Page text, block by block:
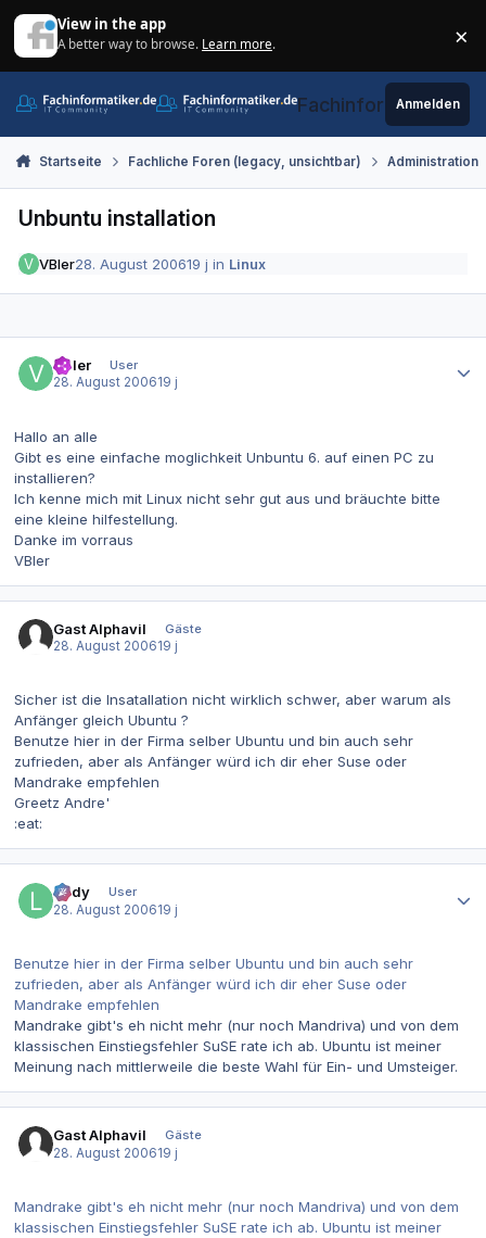
View in the app
A better way to browse. Learn more. ×
Fachinformatiker.de
Anmelden
Startseite Fachliche Foren (legacy, unsichtbar) Administration
Unbuntu installation
VBler28. August 200619 j in Linux
VBler
User
28. August 200619 j
Hallo an alle
Gibt es eine einfache moglichkeit Unbuntu 6. auf einen PC zu
installieren?
Ich kenne mich mit Linux nicht sehr gut aus und bräuchte bitte
eine kleine hilfestellung.
Danke im vorraus
VBler
Gast Alphavil
Gäste
28. August 200619 j
Sicher ist die Insatallation nicht wirklich schwer, aber warum als
Anfänger gleich Ubuntu ?
Benutze hier in der Firma selber Ubuntu und bin auch sehr
zufrieden, aber als Anfänger würd ich dir eher Suse oder
Mandrake empfehlen
Greetz Andre'
:eat:
lordy
User
28. August 200619 j
Benutze hier in der Firma selber Ubuntu und bin auch sehr
zufrieden, aber als Anfänger würd ich dir eher Suse oder
Mandrake empfehlen
Mandrake gibt's eh nicht mehr (nur noch Mandriva) und von dem
klassischen Einstiegsfehler SuSE rate ich ab. Ubuntu ist meiner
Meinung nach mittlerweile die beste Wahl für Ein- und Umsteiger.
Gast Alphavil
Gäste
28. August 200619 j
Mandrake gibt's eh nicht mehr (nur noch Mandriva) und von dem
klassischen Einstiegsfehler SuSE rate ich ab. Ubuntu ist meiner